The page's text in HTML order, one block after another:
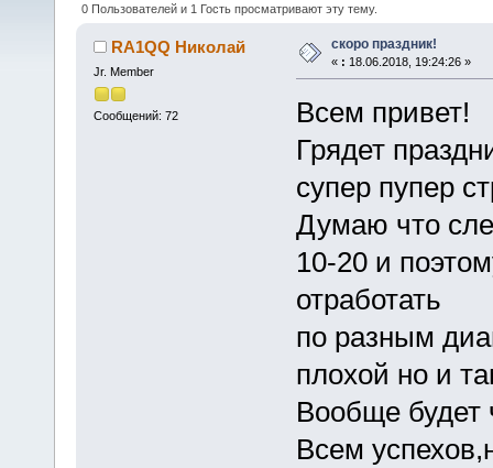
0 Пользователей и 1 Гость просматривают эту тему.
RA1QQ Николай
Jr. Member
Сообщений: 72
скоро праздник!
« : 18.06.2018, 19:24:26 »
Всем привет!
Грядет
супер пупер
Думаю что
10-20 и
отработать
по разным
плохой но и
Вообще будет
Всем